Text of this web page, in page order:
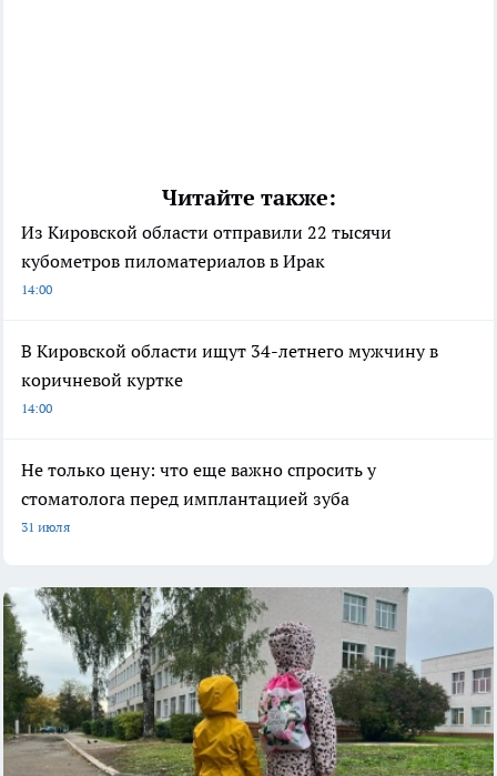
Читайте также:
Из Кировской области отправили 22 тысячи
кубометров пиломатериалов в Ирак
14:00
В Кировской области ищут 34-летнего мужчину в
коричневой куртке
14:00
Не только цену: что еще важно спросить у
стоматолога перед имплантацией зуба
31 июля